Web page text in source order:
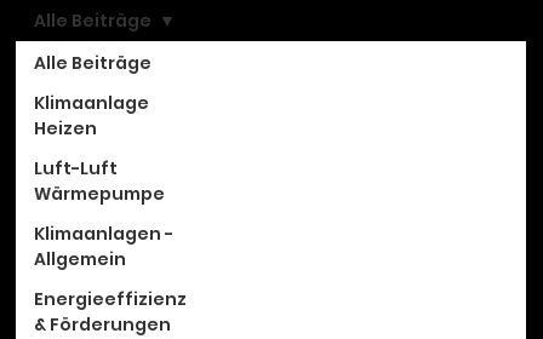
Alle Beiträge
Klimaanlage
Heizen
Luft-Luft
Wärmepumpe
Klimaanlagen -
Allgemein
Energieeffizienz
& Förderungen
Alle Beiträge